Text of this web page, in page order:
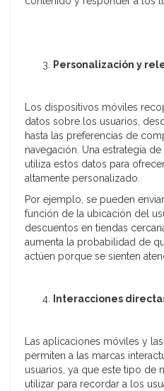
Personalización y
Los dispositivos móviles
datos sobre los usuarios,
hasta las preferencias de
navegación. Una estrategia
utiliza estos datos para
altamente personalizado.
Por ejemplo, se pueden
función de la ubicación del
descuentos en tiendas
aumenta la probabilidad de
actúen porque se sienten
Interacciones
Las aplicaciones móviles y
permiten a las marcas
usuarios, ya que este tipo de
utilizar para recordar a los